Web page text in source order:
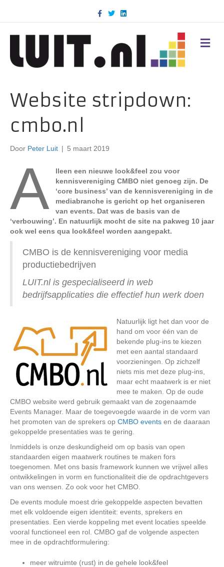
c
k
T
w
i
n
d
M
E
Website stripdown:
cmbo.nl
Door Peter Luit | 5 maart 2019
A
lleen een nieuwe look&feel zou voor
kennisvereniging CMBO niet genoeg zijn. De
‘core business’ van de kennisvereniging in de
mediabranche is gericht op het organiseren
van events. Dat was de basis van de
‘verbouwing’. En natuurlijk mocht de site na pakweg 10 jaar
ook wel eens qua look&feel worden aangepakt.
CMBO is de kennisvereniging voor media
productiebedrijven
LUIT.nl is gespecialiseerd in web
bedrijfsapplicaties die effectief hun werk doen
Natuurlijk ligt het dan voor de
hand om voor één van de
bekende plug-ins te kiezen
met een aantal standaard
voorzieningen. Op zichzelf
niets mis met deze plug-ins,
maar echt maatwerk is er niet
mee te maken. Op de oude
CMBO website werd gebruik gemaakt van de zogenaamde
Events Manager. Maar de toegevoegde waarde in de vorm van
het promoten van de sprekers op CMBO events en de daaraan
gekoppelde presentaties was te gering.
Inmiddels is onze deskundigheid om op basis van open
standaarden eigen maatwerk routines te maken fors
toegenomen. Met ons basis framework kunnen we vrijwel alles
ontwikkelingen in vorm en functionaliteit die de opdrachtgevers
van ons wensen. Zo ook voor het CMBO.
De events module moest drie gekoppelde aspecten bevatten
met elk voldoende eigen identiteit: events, sprekers en
presentaties. Een vierde koppeling met event locaties speelde
vooral functioneel een rol. CMBO gaf de volgende aspecten
mee in de opdrachtformulering:
meer witruimte (rust) in de gehele look&feel